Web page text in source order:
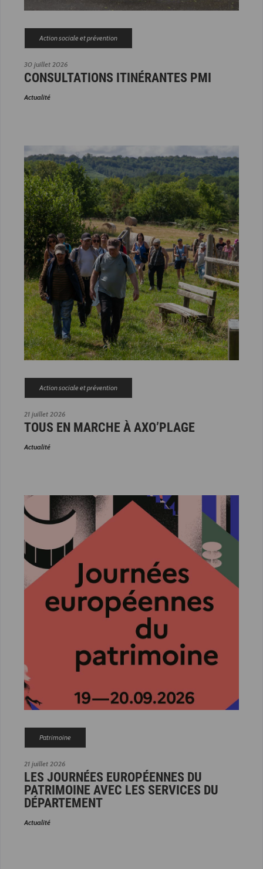
30 juillet 2026
Action sociale et prévention
CONSULTATIONS ITINÉRANTES PMI
Actualité
21 juillet 2026
Action sociale et prévention
TOUS EN MARCHE À AXO’PLAGE
Actualité
21 juillet 2026
Patrimoine
LES JOURNÉES EUROPÉENNES DU
PATRIMOINE AVEC LES SERVICES DU
DÉPARTEMENT
Actualité